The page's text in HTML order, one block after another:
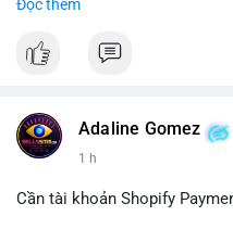
Coinbase, cân nhắc hạ tỷ
chờ xác nhận xu hướng từ
#1077btc #70trieuusd #vilanh
✔ Professional Customer
📱 WhatsApp: +1 (681) 549-
#telegram #telegramaccount
#sellssmm
Đọc thêm
Adaline Gomez
1 h
Cần tài khoản Shopify